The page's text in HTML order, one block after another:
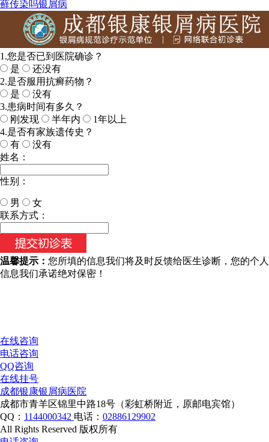
藓传染吗银屑病
1.您是否已到医院确诊？
是
还没有
2.是否服用抗癣药物？
是
没有
3.患病时间有多久？
刚发现
半年内
1年以上
4.是否有家族遗传史？
有
没有
姓名：
性别：
男
女
今天日期：
联系方式：
温馨提示： 您所填的信息我们将及时反馈给医生诊断，您的个人
信息我们承诺绝对保密！
在线咨询
电话咨询
QQ咨询
在线挂号
成都银康银屑病医院
成都市青羊区锦里中路18号（彩虹桥附近，原邮电宾馆）
QQ： 1144000342 电话： 02886129902
All Rights Reserved 版权所有